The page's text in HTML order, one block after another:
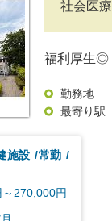
社会医
福利厚生
勤務地
最寄り駅
施設
常勤
270,000円